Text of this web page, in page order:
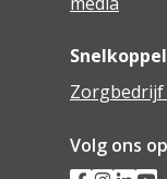
Zorgbedrijf
Volg ons op